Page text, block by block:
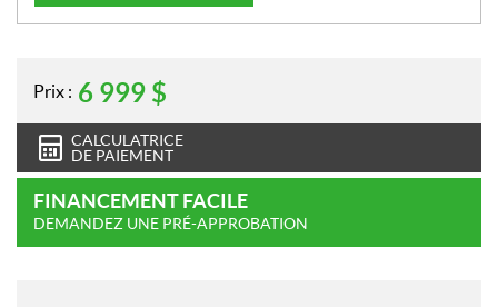
Prix : 6 999 $
CALCULATRICE
DE PAIEMENT
FINANCEMENT FACILE
DEMANDEZ UNE PRÉ-APPROBATION